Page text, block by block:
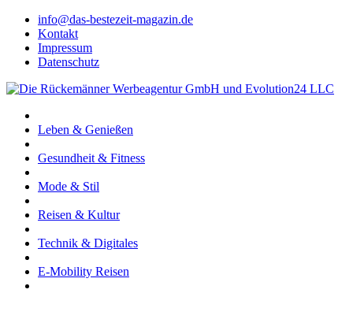
info@das-bestezeit-magazin.de
Kontakt
Impressum
Datenschutz
Leben & Genießen
Gesundheit & Fitness
Mode & Stil
Reisen & Kultur
Technik & Digitales
E-Mobility Reisen